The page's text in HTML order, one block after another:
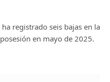
registrado seis bajas en la
en mayo de 2025.